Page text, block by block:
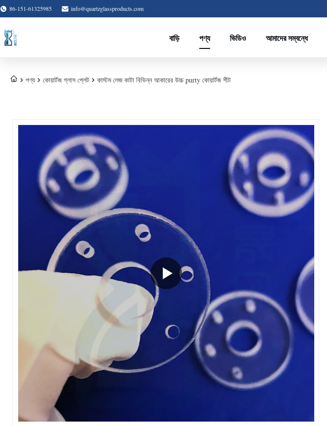
86-151-61325985 info@quartzglassproducts.com
বাড়ি পণ্য ভিডিও আমাদের সম্বন্ধে
পণ্য কোয়ার্টজ গ্লাস প্লেট কাস্টম লেজ কাটা বিভিন্ন আকারের উচ্চ purty কোয়ার্টজ শীট